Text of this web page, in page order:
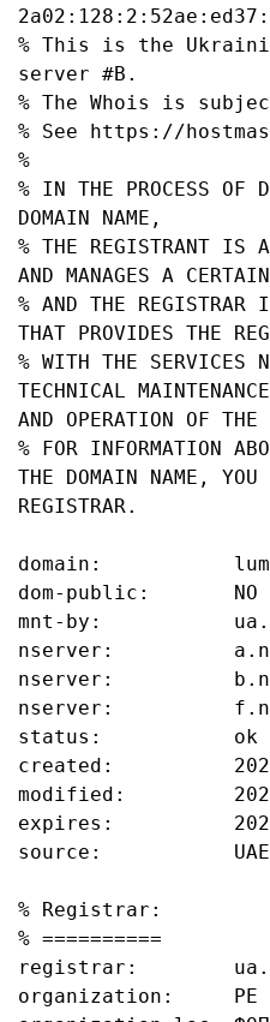
% This is the
server #B.
% The Whois is
% See https://
%
% IN THE PROCESS OF
DOMAIN NAME,
% THE REGISTRANT IS
AND MANAGES A
% AND THE
THAT PROVIDES THE
% WITH THE SERVICES
TECHNICAL
AND OPERATION OF THE
% FOR INFORMATION
THE DOMAIN NAME, YOU
REGISTRAR.
domain:
dom-public:       NO
mnt-by:
nserver:
nserver:
nserver:
status:           ok
created:
modified:
expires:
source:
% Registrar:
% ==========
registrar:
organization:     PE